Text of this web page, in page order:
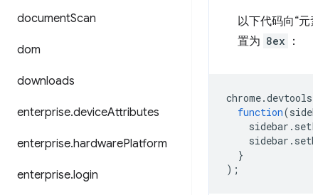
documentScan
dom
downloads
enterprise.deviceAttributes
enterprise.hardwarePlatform
enterprise.login
以下代码向“
置为 8ex ：
chrome.devtools
function(
sidebar .
sidebar .
}
);